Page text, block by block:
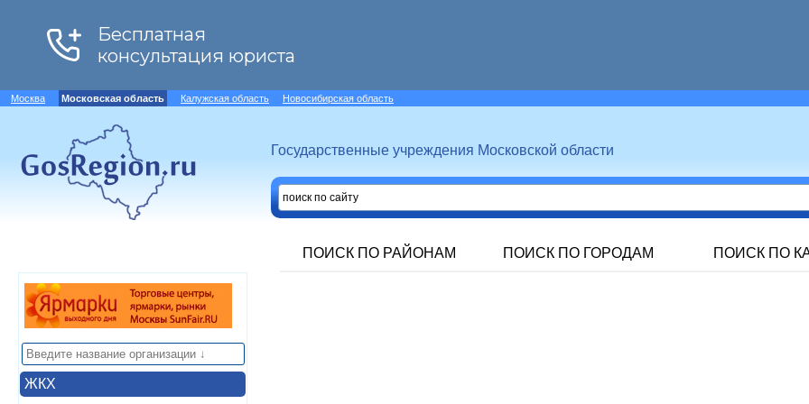
Москва Московская область Калужская область Новосибирская область
Государственные учреждения Московской области
ПОИСК ПО РАЙОНАМ ПОИСК ПО ГОРОДАМ ПОИСК ПО
ЖКХ